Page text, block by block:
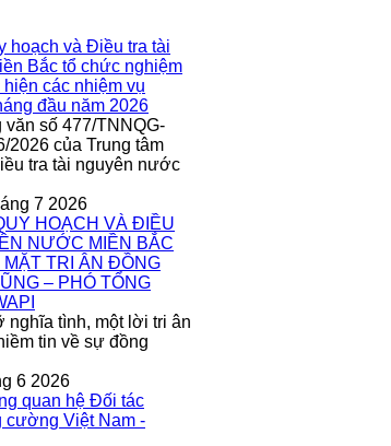
số 477/TNNQG-
2026 của Trung tâm
tra tài nguyên nước
7 2026
nghĩa tình, một lời tri ân
tin về sự đồng
6 2026